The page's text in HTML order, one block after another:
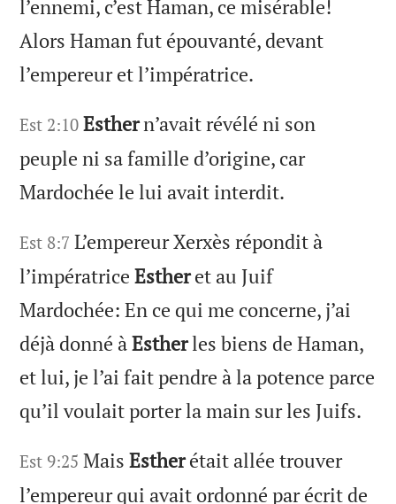
l’ennemi, c’est Haman, ce misérable!
Alors Haman fut épouvanté, devant
l’empereur et l’impératrice.
Est 2:10 Esthern’avait révélé ni son
peuple ni sa famille d’origine, car
Mardochée le lui avait interdit.
Est 8:7 L’empereur Xerxès répondit à
l’impératriceEstheret au Juif
Mardochée: En ce qui me concerne, j’ai
déjà donné àEstherles biens de Haman,
et lui, je l’ai fait pendre à la potence parce
qu’il voulait porter la main sur les Juifs.
Est 9:25 MaisEstherétait allée trouver
l’empereur qui avait ordonné par écrit de